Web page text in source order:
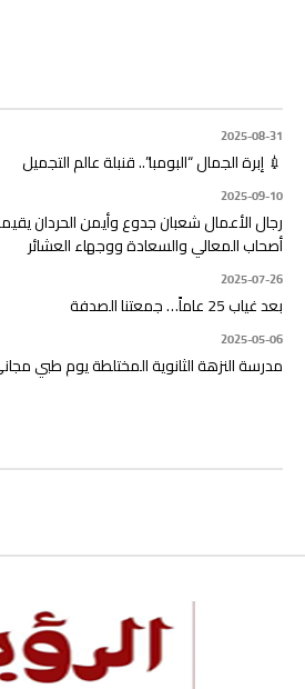
2025-08-31
💉 إبرة الجمال “البومبا”.. قنبلة عالم التجميل
2025-09-10
رجال الأعمال شعبان جدوع وأيمن الحردان
أصحاب المعالي والسعادة ووجهاء العشائر
2025-07-26
بعد غياب 25 عاماً… جمعتنا الصدفة
2025-05-06
مدرسة النزهة الثانوية المختلطة يوم طبي